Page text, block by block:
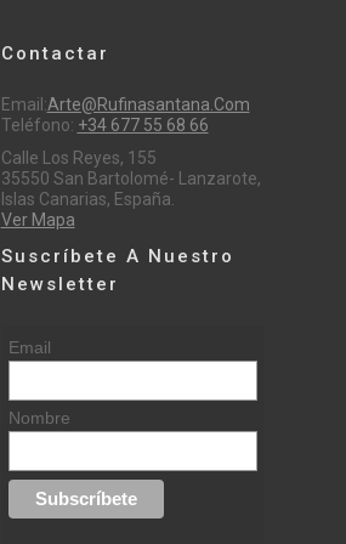
Contactar
Email:Arte@rufinasantana.com
Teléfono: +34 677 55 68 66
Calle Los Reyes, 155
35550 San Bartolomé- Lanzarote,
Islas Canarias, España.
Ver Mapa
Suscríbete A Nuestro
Newsletter
Email
Nombre